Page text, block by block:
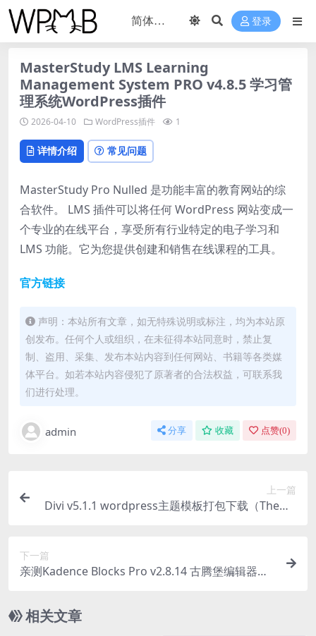
登录
MasterStudy LMS Learning
Management System PRO v4.8.5 学习管
理系统WordPress插件
2026-04-10 WordPress插件 1
详情介绍 常见问题
MasterStudy Pro Nulled 是功能丰富的教育网站的综
合软件。 LMS 插件可以将任何 WordPress 网站变成一
个专业的在线平台，享受所有行业特定的电子学习和
LMS 功能。它为您提供创建和销售在线课程的工具。
官方链接
声明：本站所有文章，如无特殊说明或标注，均为本站原
创发布。任何个人或组织，在未征得本站同意时，禁止复
制、盗用、采集、发布本站内容到任何网站、书籍等各类媒
体平台。如若本站内容侵犯了原著者的合法权益，可联系我
们进行处理。
admin 分享 收藏 点赞(0)
上一篇
Divi v5.1.1 wordpress主题模板打包下载（Theme
下一篇
亲测Kadence Blocks Pro v2.8.14 古腾堡编辑器区
相关文章